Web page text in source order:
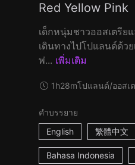
Red Yellow Pink
เด็กหนุ่มชาวออสเตรีย
เดินทางไปโปแลนด์ด้ว
พ่... เพิ่มเติม
1h28mโปแลนด์/ออสเ
คำบรรยาย
English
繁體中文
Bahasa Indonesia